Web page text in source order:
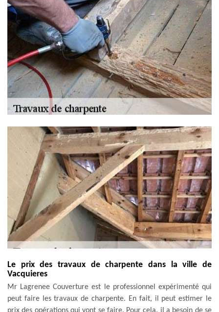
Le prix des travaux de charpente dans la ville de
Vacquieres
Mr Lagrenee Couverture est le professionnel expérimenté qui
peut faire les travaux de charpente. En fait, il peut estimer le
prix des opérations qui vont se faire. Pour cela, il a besoin de se